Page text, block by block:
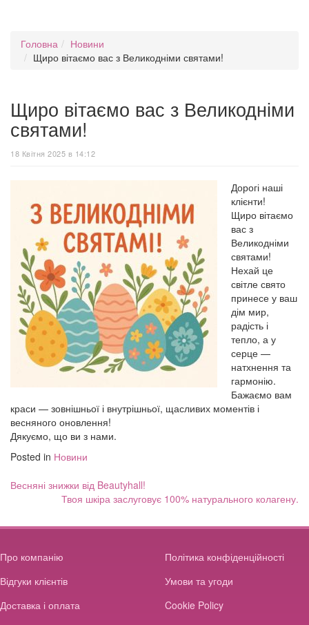
Головна
Новини
Щиро вітаємо вас з Великодніми святами!
Щиро вітаємо вас з Великодніми
святами!
18 Квітня 2025 в 14:12
Дорогі наші
клієнти!
Щиро вітаємо
вас з
Великодніми
святами!
Нехай це
світле свято
принесе у ваш
дім мир,
радість і
тепло, а у
серце —
натхнення та
гармонію.
Бажаємо вам
краси — зовнішньої і внутрішньої, щасливих моментів і
весняного оновлення!
Дякуємо, що ви з нами.
Posted in Новини
Навігація
Весняні знижки від Beautyhall!
Твоя шкіра заслуговує 100% натурального колагену.
Про компанію
Відгуки клієнтів
Доставка і оплата
Політика конфіденційності
Умови та угоди
Cookie Policy